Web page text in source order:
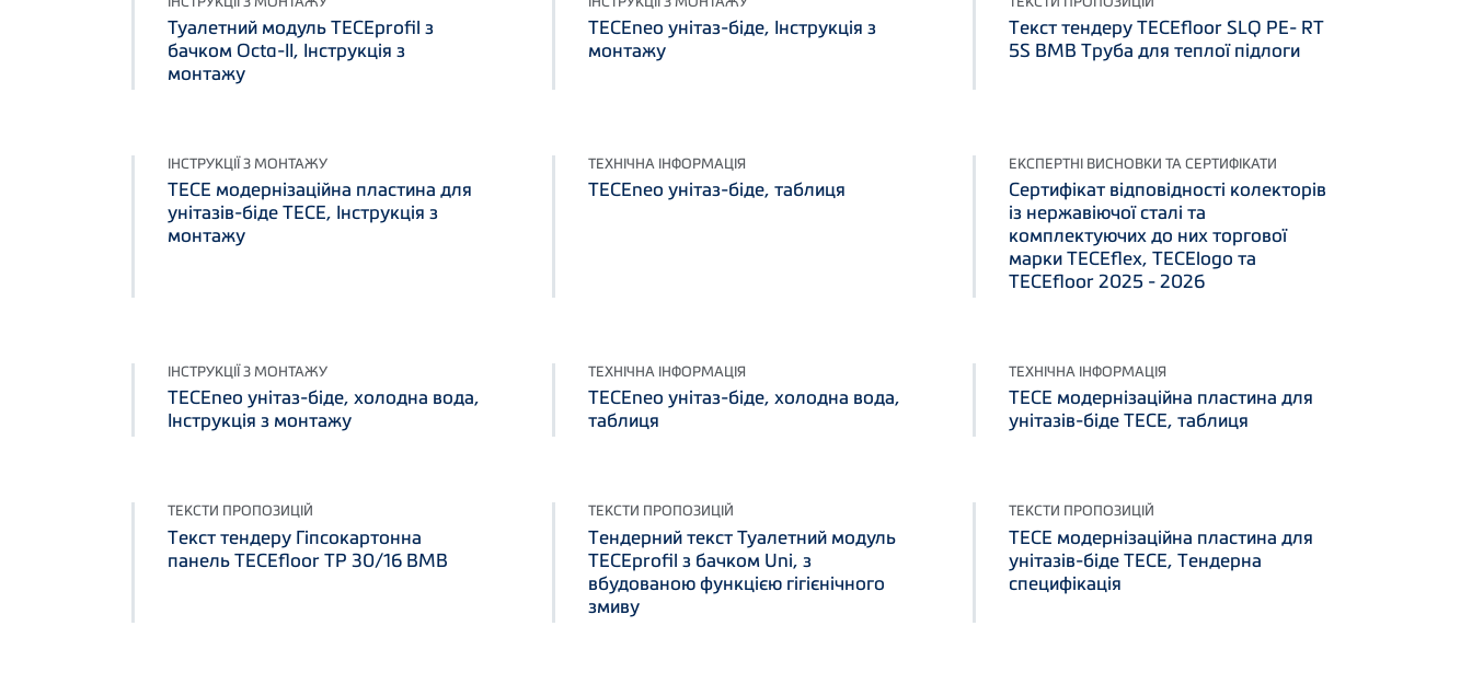
Туалетний модуль TECEprofil з
бачком Octa-II, Інструкція з
монтажу
TECEneo унітаз-біде, Інструкція з
монтажу
Текст тендеру TECEfloor SLQ PE- RT
5S BMB Труба для теплої підлоги
ІНСТРУКЦІЇ З МОНТАЖУ
TECE модернізаційна пластина для
унітазів-біде TECE, Інструкція з
монтажу
ТЕХНІЧНА ІНФОРМАЦІЯ
TECEneo унітаз-біде, таблиця
ЕКСПЕРТНІ ВИСНОВКИ ТА СЕРТИФІКАТИ
Сертифікат відповідності колекторів
із нержавіючої сталі та
комплектуючих до них торгової
марки TECEflex, TECElogo та
TECEfloor 2025 - 2026
ІНСТРУКЦІЇ З МОНТАЖУ
TECEneo унітаз-біде, холодна вода,
Інструкція з монтажу
ТЕХНІЧНА ІНФОРМАЦІЯ
TECEneo унітаз-біде, холодна вода,
таблиця
ТЕХНІЧНА ІНФОРМАЦІЯ
TECE модернізаційна пластина для
унітазів-біде TECE, таблиця
ТЕКСТИ ПРОПОЗИЦІЙ
Текст тендеру Гіпсокартонна
панель TECEfloor TP 30/16 BMB
ТЕКСТИ ПРОПОЗИЦІЙ
Тендерний текст Туалетний модуль
TECEprofil з бачком Uni, з
вбудованою функцією гігієнічного
змиву
ТЕКСТИ ПРОПОЗИЦІЙ
TECE модернізаційна пластина для
унітазів-біде TECE, Тендерна
специфікація